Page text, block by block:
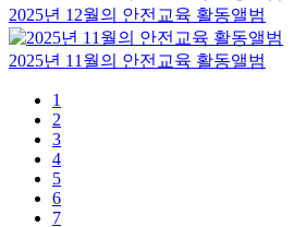
2025년 12월의 안전교육 활동앨범
2025년 11월의 안전교육 활동앨범
1
2
3
4
5
6
7